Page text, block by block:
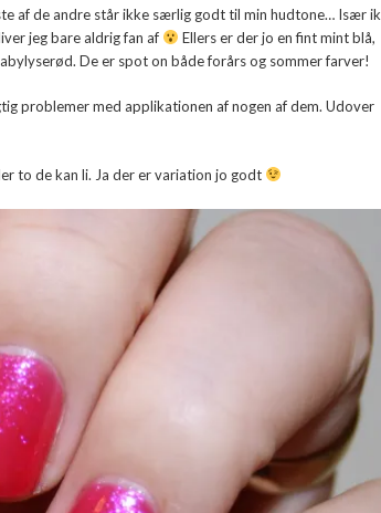
af de andre står ikke særlig godt til min hudtone… Især ik
jeg bare aldrig fan af
Ellers er der jo en fint mint blå,
De er spot on både forårs og sommer farver!
problemer med applikationen af nogen af dem. Udover
to de kan li. Ja der er variation jo godt